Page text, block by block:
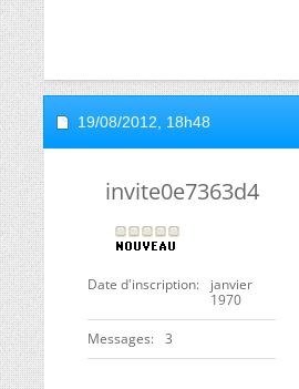
19/08/2012, 18h48
invite0e7363d4
Date d'inscription
janvier
1970
Messages 3